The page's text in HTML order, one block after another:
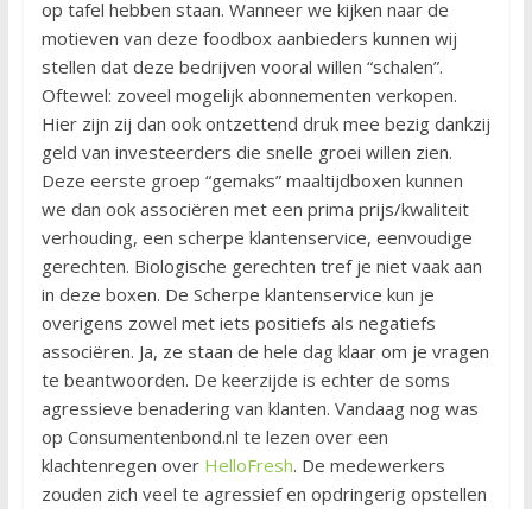
op tafel hebben staan. Wanneer we kijken naar de
motieven van deze foodbox aanbieders kunnen wij
stellen dat deze bedrijven vooral willen “schalen”.
Oftewel: zoveel mogelijk abonnementen verkopen.
Hier zijn zij dan ook ontzettend druk mee bezig dankzij
geld van investeerders die snelle groei willen zien.
Deze eerste groep “gemaks” maaltijdboxen kunnen
we dan ook associëren met een prima prijs/kwaliteit
verhouding, een scherpe klantenservice, eenvoudige
gerechten. Biologische gerechten tref je niet vaak aan
in deze boxen. De Scherpe klantenservice kun je
overigens zowel met iets positiefs als negatiefs
associëren. Ja, ze staan de hele dag klaar om je vragen
te beantwoorden. De keerzijde is echter de soms
agressieve benadering van klanten. Vandaag nog was
op Consumentenbond.nl te lezen over een
klachtenregen over HelloFresh. De medewerkers
zouden zich veel te agressief en opdringerig opstellen